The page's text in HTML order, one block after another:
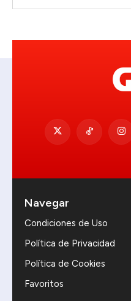
Navegar
Condiciones de Uso
Política de Privacidad
Política de Cookies
Favoritos